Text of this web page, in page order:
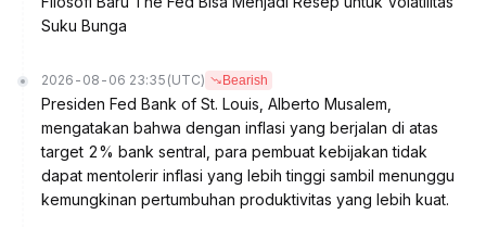
Suku Bunga
2026-08-06 23:35 (UTC) Bearish
Presiden Fed Bank of St. Louis, Alberto Musalem,
mengatakan bahwa dengan inflasi yang berjalan di atas
target 2% bank sentral, para pembuat kebijakan tidak
dapat mentolerir inflasi yang lebih tinggi sambil menunggu
kemungkinan pertumbuhan produktivitas yang lebih kuat.